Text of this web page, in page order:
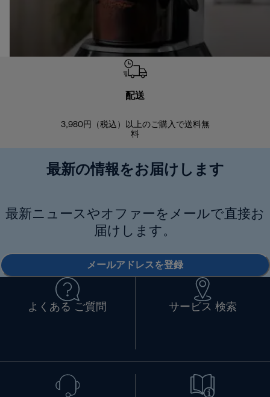
配送
3,980円（税込）以上のご購入で送料無
料
最新の情報をお届けします
最新ニュースやオファーをメールで直接お
届けします。
メールアドレスを登録
よくある ご質問 サービス 検索